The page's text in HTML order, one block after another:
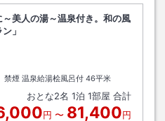
～美人の湯～温泉付き。和の風
」
禁煙 温泉給湯桧風呂付 46平米
おとな2名 1泊 1部屋 合計
円 〜 81,400円